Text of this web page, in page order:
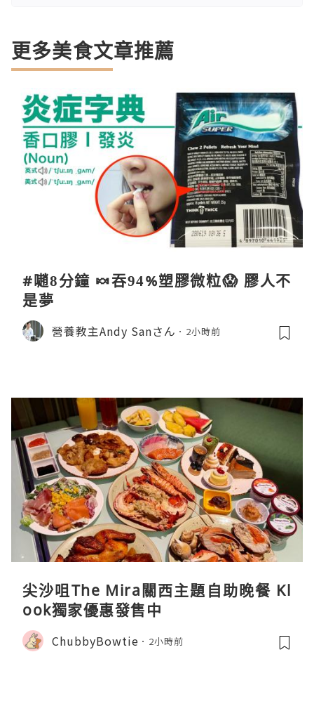
更多美食文章推薦
#𡁻8分鐘 🍬吞94%塑膠微粒😱 膠人不
是夢
營養教主Andy Sanさん 2小時前
尖沙咀The Mira關西主題自助晚餐 Kl
ook獨家優惠發售中
ChubbyBowtie 2小時前